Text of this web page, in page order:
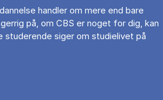
handler om mere end bare
på, om CBS er noget for dig, kan
siger om studielivet på